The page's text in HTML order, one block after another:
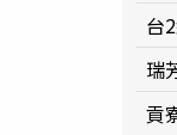
台
瑞
貢